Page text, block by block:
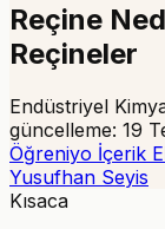
Reçine
Reçineler
Endüstriyel
güncelleme: 19
Öğreniyo İçerik
Yusufhan Seyis
Kısaca